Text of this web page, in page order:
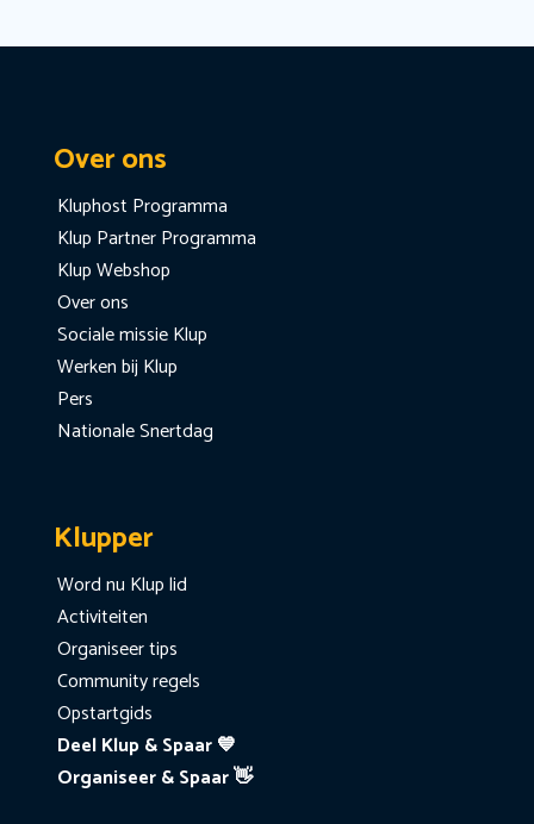
Over ons
Kluphost Programma
Klup Partner Programma
Klup Webshop
Over ons
Sociale missie Klup
Werken bij Klup
Pers
Nationale Snertdag
Klupper
Word nu Klup lid
Activiteiten
Organiseer tips
Community regels
Opstartgids
Deel Klup & Spaar 💙
Organiseer & Spaar 👋